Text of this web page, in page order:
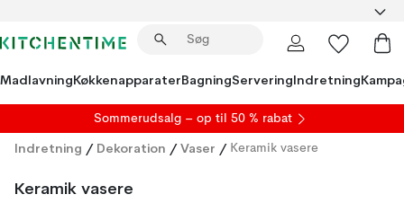
MadlavningKøkkenapparaterBagningServeringIndretning
Sommerudsalg – op til 50 % rabat
Indretning / Dekoration / Vaser / Keramik vasere
Keramik vasere